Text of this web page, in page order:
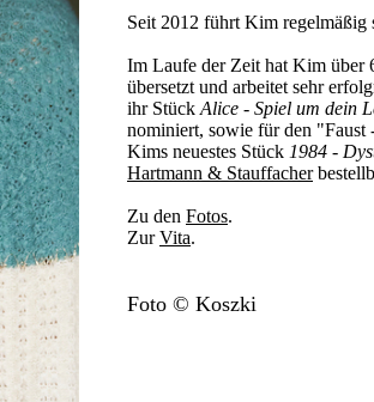
Seit 2012 führt Kim regelmäßig
Im Laufe der Zeit hat Kim über
übersetzt und arbeitet sehr
ihr Stück Alice - Spiel um dein
nominiert, sowie für den "Faust
Kims neuestes Stück 1984 -
Hartmann & Stauffacher
Zu den Fotos.
ZurVita.
Foto © Koszki